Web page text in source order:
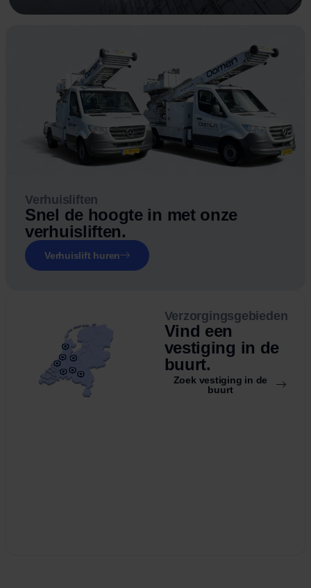
Verhuisliften
Snel de hoogte in met onze
verhuisliften.
Verhuislift huren
Verzorgingsgebieden
Vind een
vestiging in de
buurt.
Zoek vestiging in de
buurt